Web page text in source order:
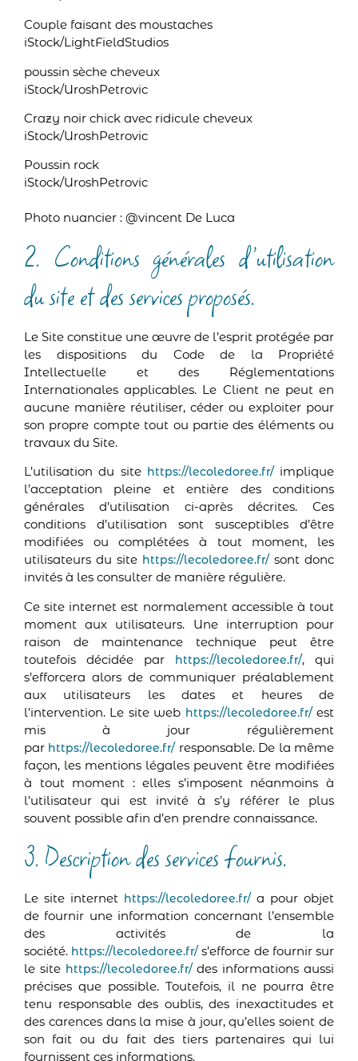
Couple faisant des moustaches
iStock/LightFieldStudios
poussin sèche cheveux
iStock/UroshPetrovic
Crazy noir chick avec ridicule cheveux
iStock/UroshPetrovic
Poussin rock
iStock/UroshPetrovic
Photo nuancier : @vincent De Luca
2. Conditions générales d’utilisation
du site et des services proposés.
Le Site constitue une œuvre de l’esprit protégée par
les dispositions du Code de la Propriété
Intellectuelle et des Réglementations
Internationales applicables. Le Client ne peut en
aucune manière réutiliser, céder ou exploiter pour
son propre compte tout ou partie des éléments ou
travaux du Site.
L’utilisation du site https://lecoledoree.fr/implique
l’acceptation pleine et entière des conditions
générales d’utilisation ci-après décrites. Ces
conditions d’utilisation sont susceptibles d’être
modifiées ou complétées à tout moment, les
utilisateurs du site https://lecoledoree.fr/ sont donc
invités à les consulter de manière régulière.
Ce site internet est normalement accessible à tout
moment aux utilisateurs. Une interruption pour
raison de maintenance technique peut être
toutefois décidée par https://lecoledoree.fr/, qui
s’efforcera alors de communiquer préalablement
aux utilisateurs les dates et heures de
l’intervention. Le site web https://lecoledoree.fr/est
mis à jour régulièrement
par https://lecoledoree.fr/responsable. De la même
façon, les mentions légales peuvent être modifiées
à tout moment : elles s’imposent néanmoins à
l’utilisateur qui est invité à s’y référer le plus
souvent possible afin d’en prendre connaissance.
3. Description des services fournis.
Le site internet https://lecoledoree.fr/a pour objet
de fournir une information concernant l’ensemble
des activités de la
société. https://lecoledoree.fr/s’efforce de fournir sur
le site https://lecoledoree.fr/des informations aussi
précises que possible. Toutefois, il ne pourra être
tenu responsable des oublis, des inexactitudes et
des carences dans la mise à jour, qu’elles soient de
son fait ou du fait des tiers partenaires qui lui
fournissent ces informations.